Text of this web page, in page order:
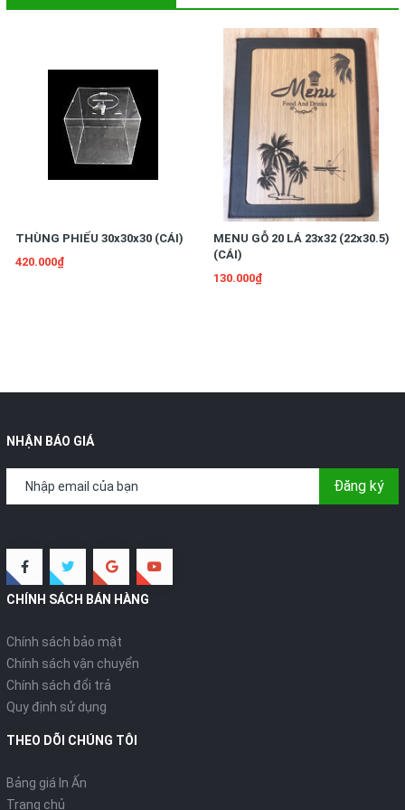
thông minh.
THÙNG PHIẾU 30x30x30 (CÁI)
420.000₫
MENU GỖ 20 LÁ 23x32 (22x30.5)
(CÁI)
130.000₫
NHẬN BÁO GIÁ
Đăng ký
CHÍNH SÁCH BÁN HÀNG
Chính sách bảo mật
Chính sách vận chuyển
Chính sách đổi trả
Quy định sử dụng
THEO DÕI CHÚNG TÔI
Bảng giá In Ấn
Trang chủ